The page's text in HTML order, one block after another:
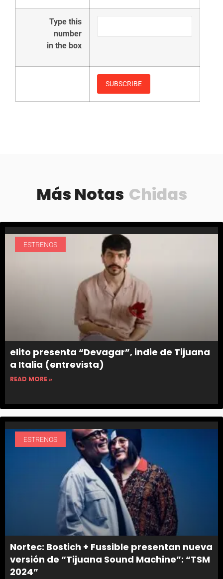
Type this
number
in the box
Más Notas Chidas
ESTRENOS
elito presenta “Devagar”, indie de Tijuana
a Italia (entrevista)
READ MORE »
ESTRENOS
Nortec: Bostich + Fussible presentan nueva
versión de “Tijuana Sound Machine”: “TSM
2024”